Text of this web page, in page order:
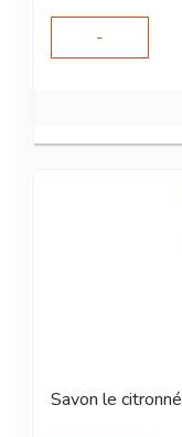
-
Savon le citronné